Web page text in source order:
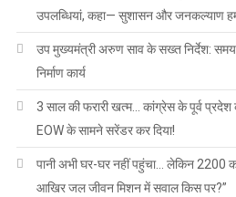
उपलब्धियां, कहा— सुशासन और जनकल्याण
उप मुख्यमंत्री अरुण साव के सख्त निर्देश:
निर्माण कार्य
3 साल की फरारी खत्म… कांग्रेस के पूर्व प्रदेश
EOW के सामने सरेंडर कर दिया!
पानी अभी घर-घर नहीं पहुंचा… लेकिन 2200
आखिर जल जीवन मिशन में सवाल किस पर?”